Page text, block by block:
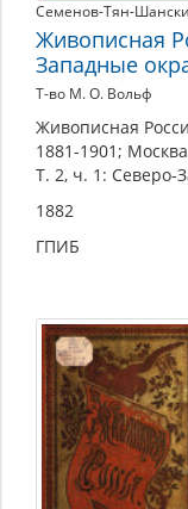
Семенов-Тян-
Живописная
Западные
Т-во М. О. Вольф
Живописная
1881-1901;
Т. 2, ч. 1: Северо-
1882
ГПИБ